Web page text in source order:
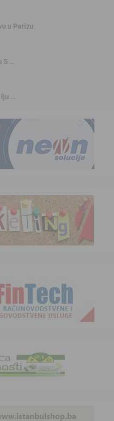
u Parizu
S …
lju …